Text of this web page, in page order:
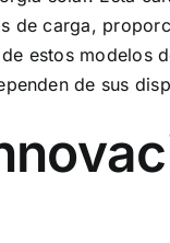
de carga,
estos
de sus